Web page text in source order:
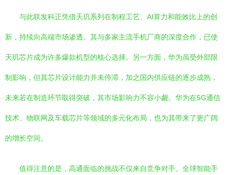
与此联发科正凭借天玑系列在制程工艺、AI算力和能效比上的创
新，持续向高端市场渗透。其与多家主流手机厂商的深度合作，已使
天玑芯片成为许多爆款机型的核心选择。另一方面，华为虽受外部限
制影响，但其芯片设计能力并未停滞，加之国内供应链的逐步成熟，
未来若在制造环节取得突破，其市场影响力不容小觑。华为在5G通信
技术、物联网及车载芯片等领域的多元化布局，也为其带来了更广阔
的增长空间。
值得注意的是，高通面临的挑战不仅来自竞争对手。全球智能手